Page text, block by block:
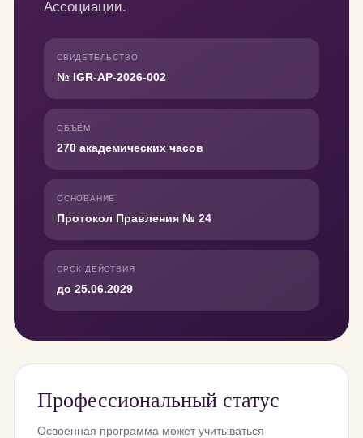
Ассоциации.
СВИДЕТЕЛЬСТВО
№ IGR-AP-2026-002
ОБЪЁМ
270 академических часов
ОСНОВАНИЕ
Протокол Правления № 24
СРОК ДЕЙСТВИЯ
до 25.06.2029
Профессиональный статус
Освоенная программа может учитываться